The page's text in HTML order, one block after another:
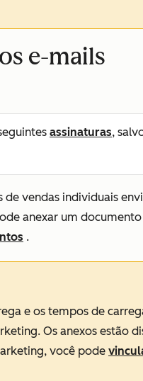
e-mails
assinaturas,
vendas individuais
anexar um
.
e os tempos de
Os anexos estão
você pode